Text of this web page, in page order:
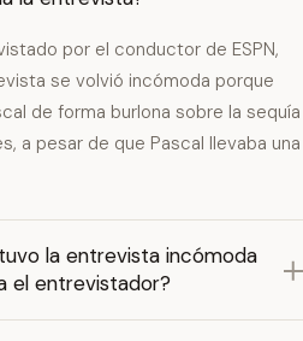
por el conductor de ESPN,
se volvió incómoda porque
de forma burlona sobre la sequía
a pesar de que Pascal llevaba una
la entrevista incómoda
el entrevistador?